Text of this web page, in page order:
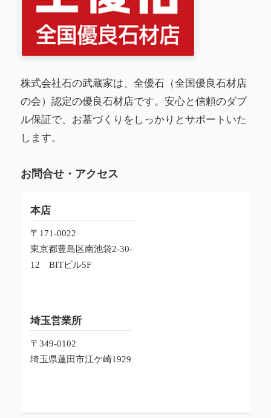
株式会社石の武蔵家は、全優石（全国優良石材店
の会）認定の優良石材店です。安心と信頼のダブ
ル保証で、お墓づくりをしっかりとサポートいた
します。
お問合せ・アクセス
本店
〒171-0022
東京都豊島区南池袋2-30-
12BITビル5F
埼玉営業所
〒349-0102
埼玉県蓮田市江ケ崎1929